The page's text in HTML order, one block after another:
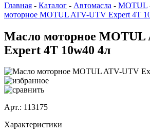
Главная - Каталог - Автомасла - MOTUL
моторное MOTUL ATV-UTV Expert 4T
Масло моторное MOTUL
Expert 4T 10w40 4л
Арт.: 113175
Характеристики